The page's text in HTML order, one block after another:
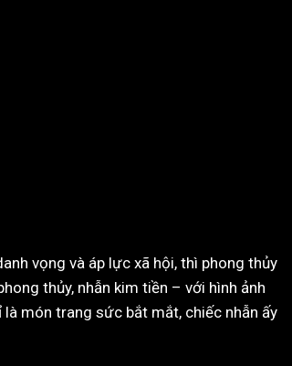
vọng và áp lực xã hội, thì phong thủy
thủy, nhẫn kim tiền – với hình ảnh
món trang sức bắt mắt, chiếc nhẫn ấy